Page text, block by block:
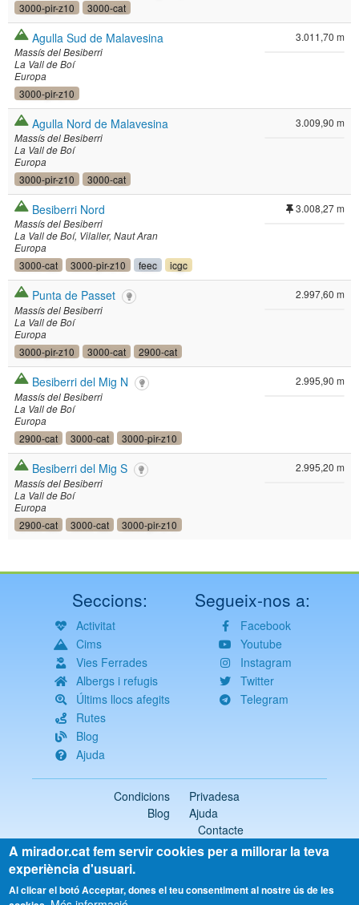
3000-pir-z10
3000-cat
Agulla Sud de Malavesina
Massís del Besiberri
La Vall de Boí
Europa
3000-pir-z10
3.011,70 m
Agulla Nord de Malavesina
Massís del Besiberri
La Vall de Boí
Europa
3000-pir-z10 3000-cat
3.009,90 m
Besiberri Nord
Massís del Besiberri
La Vall de Boí Vilaller Naut Aran
Europa
3000-cat 3000-pir-z10 feec icgc
3.008,27 m
Punta de Passet
Massís del Besiberri
La Vall de Boí
Europa
3000-pir-z10 3000-cat 2900-cat
2.997,60 m
Besiberri del Mig N
Massís del Besiberri
La Vall de Boí
Europa
2900-cat 3000-cat 3000-pir-z10
2.995,90 m
Besiberri del Mig S
Massís del Besiberri
La Vall de Boí
Europa
2900-cat 3000-cat 3000-pir-z10
2.995,20 m
Seccions:
Activitat
Cims
Vies Ferrades
Albergs i refugis
Últims llocs afegits
Rutes
Blog
Ajuda
Segueix-nos a:
Facebook
Youtube
Instagram
Twitter
Telegram
Condicions
Privadesa
Blog
Ajuda
Contacte
2018-2026 ©mirador.cat
Tots els drets reservats
Select
A mirador.cat fem servir cookies per a millorar la teva
experiència d'usuari.
Al clicar el botó Acceptar, dones el teu consentiment al nostre ús de les